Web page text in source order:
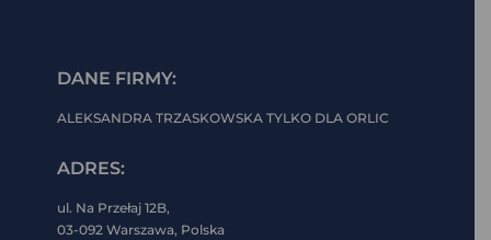
DANE FIRMY:
ALEKSANDRA TRZASKOWSKA TYLKO DLA ORLIC
ADRES:
ul. Na Przełaj 12B,
03-092 Warszawa, Polska